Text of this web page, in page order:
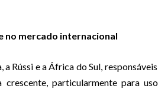
no mercado internacional
Rússi e a África do Sul,
particularmente para